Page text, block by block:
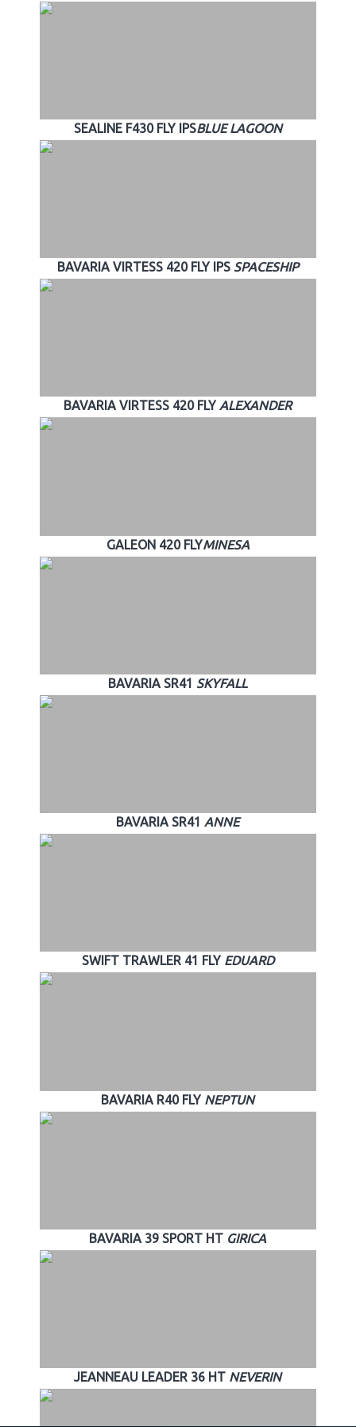
SEALINE F430 FLY IPSBLUE LAGOON
BAVARIA VIRTESS 420 FLY IPS SPACESHIP
BAVARIA VIRTESS 420 FLYALEXANDER
GALEON 420 FLYMINESA
BAVARIA SR41 SKYFALL
BAVARIA SR41ANNE
SWIFT TRAWLER 41 FLY EDUARD
BAVARIA R40 FLY NEPTUN
BAVARIA 39 SPORT HT GIRICA
JEANNEAU LEADER 36 HT NEVERIN